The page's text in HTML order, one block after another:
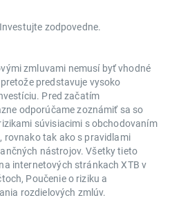
zodpovedne.
zmluvami nemusí byť vhodné
predstavuje vysoko
Pred začatím
odporúčame zoznámiť sa so
súvisiacimi s obchodovaním
rovnako tak ako s pravidlami
nástrojov. Všetky tieto
internetových stránkach XTB v
Poučenie o riziku a
rozdielových zmlúv.